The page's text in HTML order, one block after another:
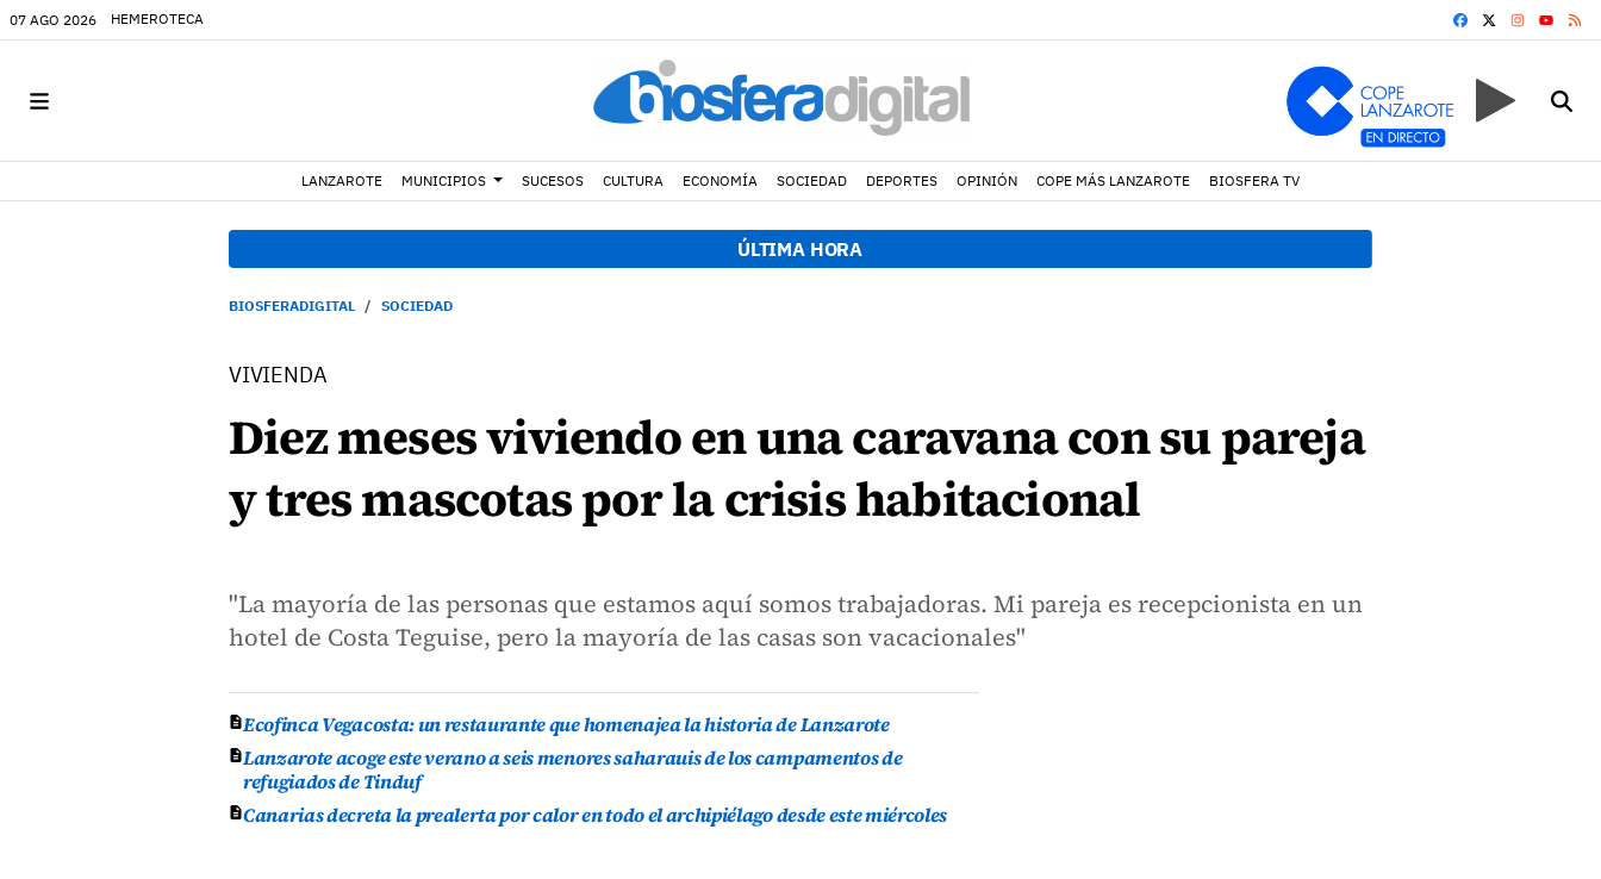
07 AGO 2026 HEMEROTECA FACEBOOK
YOUTUBE
LANZAROTE MUNICIPIOS SUCESOS CULTURA ECONOMÍA SOCIEDAD DEPORTES OPINIÓN COPE MÁS LANZAROTE BIOSFERA TV
ÚLTIMA HORA
BIOSFERADIGITAL SOCIEDAD
VIVIENDA
Diez meses viviendo en una caravana con su pareja
y tres mascotas por la crisis habitacional
"La mayoría de las personas que estamos aquí somos trabajadoras. Mi pareja es recepcionista en un
hotel de Costa Teguise, pero la mayoría de las casas son vacacionales"
Ecofinca Vegacosta: un restaurante que homenajea la historia de Lanzarote
Lanzarote acoge este verano a seis menores saharauis de los campamentos de
refugiados de Tinduf
Canarias decreta la prealerta por calor en todo el archipiélago desde este miércoles